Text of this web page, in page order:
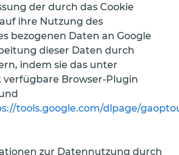
der durch das Cookie
ihre Nutzung des
bezogenen Daten an Google
dieser Daten durch
indem sie das unter
Browser-Plugin
tools.google.com/dlpage/
zur Datennutzung durch